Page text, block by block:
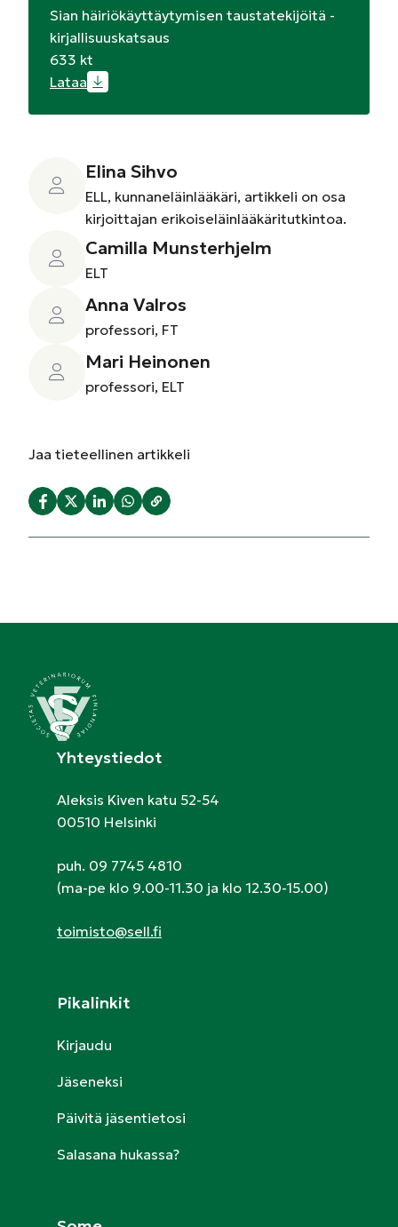
Sian häiriökäyttäytymisen taustatekijöitä -
kirjallisuuskatsaus
633 kt
Lataa
Elina Sihvo
ELL, kunnaneläinlääkäri, artikkeli on osa
kirjoittajan erikoiseläinlääkäritutkintoa.
Camilla Munsterhjelm
ELT
Anna Valros
professori, FT
Mari Heinonen
professori, ELT
Jaa tieteellinen artikkeli
Yhteystiedot
Aleksis Kiven katu 52-54
00510 Helsinki
puh. 09 7745 4810
(ma-pe klo 9.00-11.30 ja klo 12.30-15.00)
toimisto@sell.fi
Pikalinkit
Kirjaudu
Jäseneksi
Päivitä jäsentietosi
Salasana hukassa?